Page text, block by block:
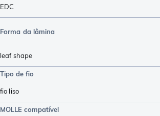
EDC
Forma da lâmina
leaf shape
Tipo de fio
fio liso
MOLLE compatível